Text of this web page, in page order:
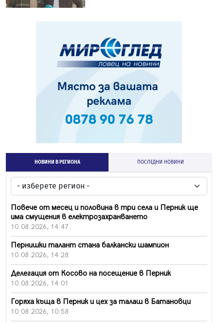
НОВИНИ В РЕГИОНА ПОСЛЕДНИ НОВИНИ
Повече от месец и половина в три села и Перник ще
има смущения в електрозахранването
10.08.2026, 14:47
Пернишки талант стана балкански шампион
10.08.2026, 14:28
Делегация от Косово на посещение в Перник
10.08.2026, 14:01
Горяха къща в Перник и цех за талаш в Батановци
10.08.2026, 10:58